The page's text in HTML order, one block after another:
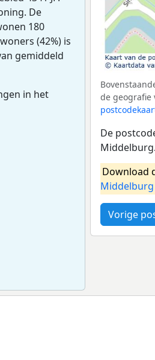
De
180
(42%) is
gemiddeld
in het
de geografie
De
Download
Middelburg
Vorige